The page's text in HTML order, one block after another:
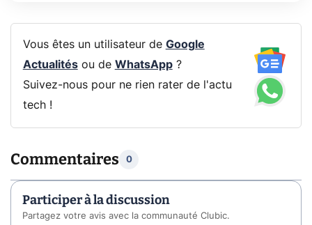
Vous êtes un utilisateur de Google
Actualitésou de WhatsApp?
Suivez-nous pour ne rien rater de l'actu
tech !
Commentaires 0
Participer à la discussion
Partagez votre avis avec la communauté Clubic.